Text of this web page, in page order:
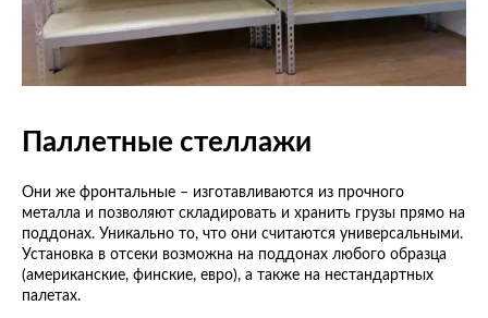
Паллетные стеллажи
Они же фронтальные – изготавливаются из прочного
металла и позволяют складировать и хранить грузы прямо на
поддонах. Уникально то, что они считаются универсальными.
Установка в отсеки возможна на поддонах любого образца
(американские, финские, евро), а также на нестандартных
палетах.